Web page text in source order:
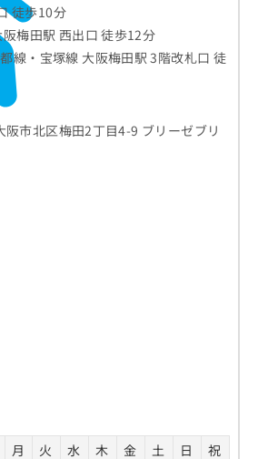
徒歩10分
梅田駅 西出口 徒歩12分
線・宝塚線 大阪梅田駅 3階改札口 徒
市北区梅田2丁目4-9 ブリーゼブリ
月 火 水 木 金 土 日 祝